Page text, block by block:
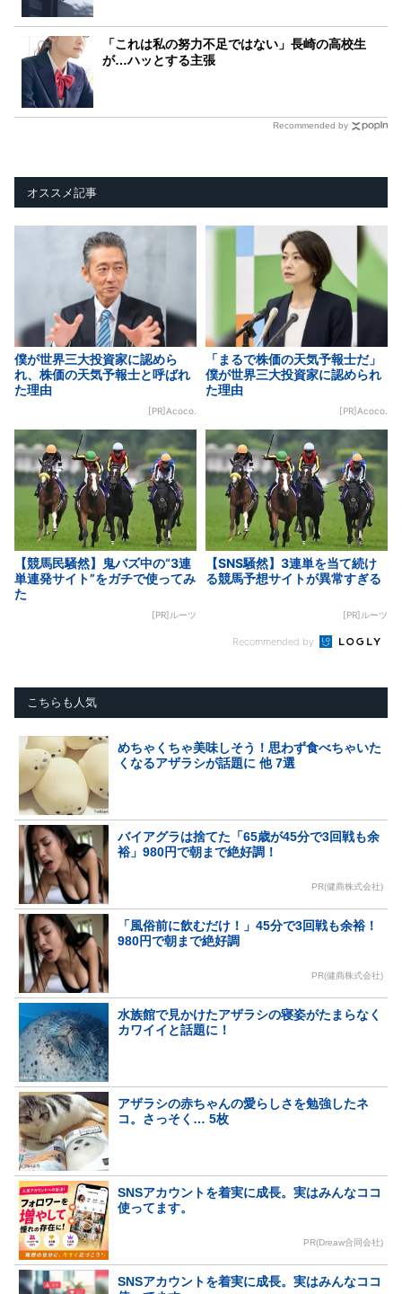
「これは私の努力不足ではない」長崎の高校生
が…ハッとする主張
Recommended by
オススメ記事
僕が世界三大投資家に認めら
れ、株価の天気予報士と呼ばれ
た理由
[PR]Acoco.
「まるで株価の天気予報士だ」
僕が世界三大投資家に認められ
た理由
[PR]Acoco.
【競馬民騒然】鬼バズ中の“3連
単連発サイト”をガチで使ってみ
た
[PR]ルーツ
【SNS騒然】3連単を当て続け
る競馬予想サイトが異常すぎる
[PR]ルーツ
Recommended by
こちらも人気
めちゃくちゃ美味しそう！思わず食べちゃいた
くなるアザラシが話題に 他 7選
バイアグラは捨てた「65歳が45分で3回戦も余
裕」980円で朝まで絶好調！
PR(健商株式会社)
「風俗前に飲むだけ！」45分で3回戦も余裕！
980円で朝まで絶好調
PR(健商株式会社)
水族館で見かけたアザラシの寝姿がたまらなく
カワイイと話題に！
アザラシの赤ちゃんの愛らしさを勉強したネ
コ。さっそく… 5枚
SNSアカウントを着実に成長。実はみんなココ
使ってます。
PR(Dreaw合同会社)
SNSアカウントを着実に成長。実はみんなココ